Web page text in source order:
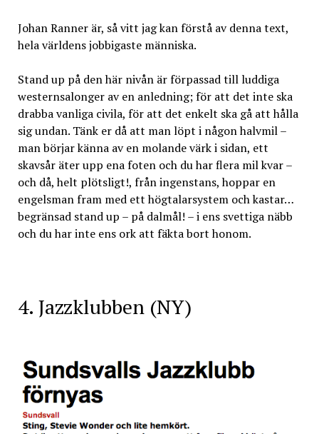
Johan Ranner är, så vitt jag kan förstå av denna text,
hela världens jobbigaste människa.
Stand up på den här nivån är förpassad till luddiga
westernsalonger av en anledning; för att det inte ska
drabba vanliga civila, för att det enkelt ska gå att hålla
sig undan. Tänk er då att man löpt i någon halvmil –
man börjar känna av en molande värk i sidan, ett
skavsår äter upp ena foten och du har flera mil kvar –
och då, helt plötsligt!, från ingenstans, hoppar en
engelsman fram med ett högtalarsystem och kastar…
begränsad stand up – på dalmål! – i ens svettiga näbb
och du har inte ens ork att fäkta bort honom.
4. Jazzklubben (NY)